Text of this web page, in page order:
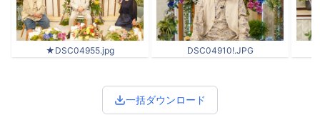
★DSC04955.jpg DSC04910!.JPG
一括ダウンロード